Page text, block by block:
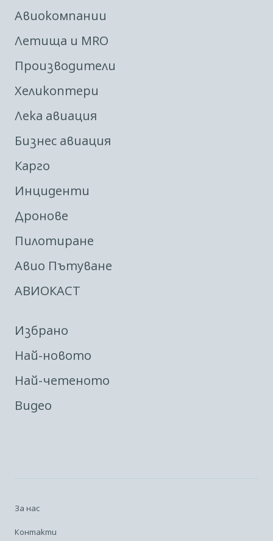
Авиокомпании
Летища и MRO
Производители
Хеликоптери
Лека авиация
Бизнес авиация
Карго
Инциденти
Дронове
Пилотиране
Авио Пътуване
АВИОКАСТ
Избрано
Най-новото
Най-четеното
Видео
За нас
Контакти